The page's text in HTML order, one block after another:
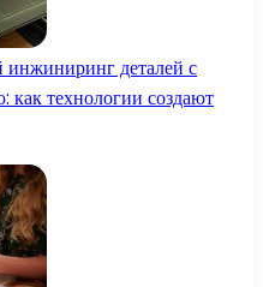
деталей с
технологии создают